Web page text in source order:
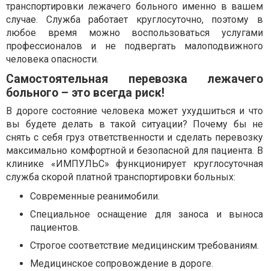
транспортировки лежачего больного именно в вашем
случае. Служба работает круглосуточно, поэтому в
любое время можно воспользоваться услугами
профессионалов и не подвергать малоподвижного
человека опасности.
Самостоятельная перевозка лежачего
больного – это всегда риск!
В дороге состояние человека может ухудшиться и что
вы будете делать в такой ситуации? Почему бы не
снять с себя груз ответственности и сделать перевозку
максимально комфортной и безопасной для пациента. В
клинике «ИМПУЛЬС» функционирует круглосуточная
служба скорой платной транспортировки больных:
Современные реанимобили.
Специальное оснащение для заноса и выноса
пациентов.
Строгое соответствие медицинским требованиям.
Медицинское сопровождение в дороге.